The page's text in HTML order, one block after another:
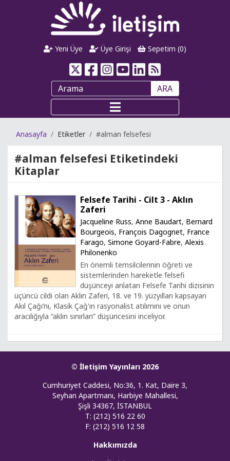
Yeni Üye Üye Girişi Sepetim (0)
ARA
Anasayfa Etiketler #alman felsefesi
#alman felsefesi Etiketindeki
Kitaplar
Felsefe Tarihi - Cilt 3 - Aklın
Zaferi
Jacqueline Russ, Anne Baudart, Bernard
Bourgeois, François Dagognet, France
Farago, Simone Goyard-Fabre, Alexis
Philonenko
En önemli temsilcilerinin öğreti ve
sistemlerinden hareketle felsefi
düşünceyi anlatan Felsefe Tarihi dizisinin
üçüncü cildi olan Aklın Zaferi, 18. ve 19. yüzyılları kapsayan
Akıl Çağı’nı, Klasik Çağ'ın rasyonalist atılımını ve onun
aracılığıyla “aklın sınırları” düşüncesini inceliyor.
© İletişim Yayınları 2026
Cumhuriyet Caddesi, No:36, 1. Kat, Daire 3,
Seyhan Apartmanı, Harbiye Mahallesi,
Şişli 34367, İSTANBUL
T: (212) 516 22 60
F: (212) 516 12 58
Hakkımızda